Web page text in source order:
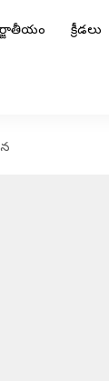
క్రీడలు